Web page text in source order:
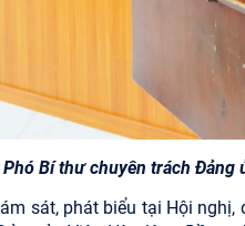
Bí thư chuyên trách
sát, phát biểu tại Hội